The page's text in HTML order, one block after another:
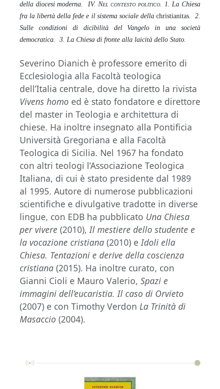
della diocesi moderna. IV. Nel contesto politico. 1. La Chiesa
fra la libertà della fede e il sistema sociale della christianitas. 2.
Sulle condizioni di dicibilità del Vangelo in una società
democratica. 3. La Chiesa di fronte alla laicità dello Stato.
Severino Dianich è professore emerito di
Ecclesiologia alla Facoltà teologica
dell’Italia centrale, dove ha diretto la rivista
Vivens homo ed è stato fondatore e direttore
del master in Teologia e architettura di
chiese. Ha inoltre insegnato alla Pontificia
Università Gregoriana e alla Facoltà
Teologica di Sicilia. Nel 1967 ha fondato
con altri teologi l’Associazione Teologica
Italiana, di cui è stato presidente dal 1989
al 1995. Autore di numerose pubblicazioni
scientifiche e divulgative tradotte in diverse
lingue, con EDB ha pubblicato Una Chiesa
per vivere (2010),Il mestiere dello studente e
la vocazione cristiana (2010) eIdoli ella
Chiesa. Tentazioni e derive della coscienza
cristiana (2015). Ha inoltre curato, con
Gianni Cioli e Mauro Valerio, Spazi e
immagini dell’eucaristia. Il caso di Orvieto
(2007) e con Timothy Verdon La Trinità di
Masaccio (2004).